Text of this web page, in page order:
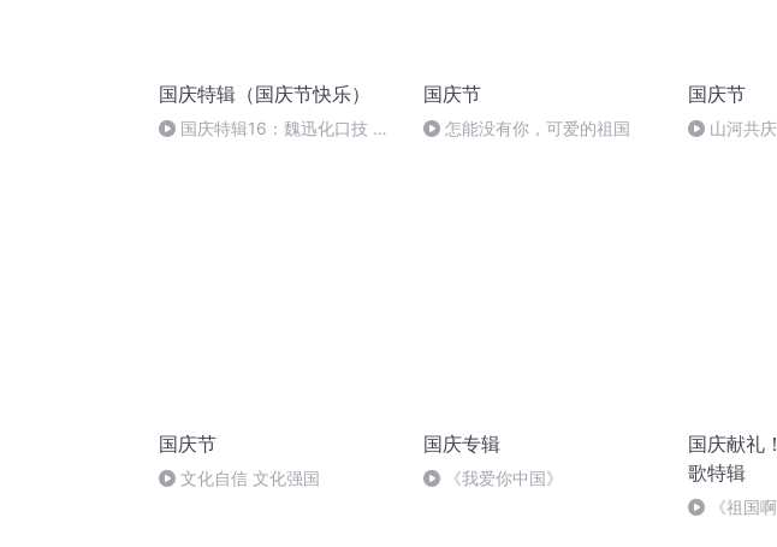
国庆特辑（国庆节快乐）
国庆特辑16：魏迅化口技 二
国庆节
怎能没有你，可爱的祖国
国庆节
山河共
国庆节
文化自信 文化强国
国庆专辑
《我爱你中国》
国庆献礼
歌特辑
《祖国